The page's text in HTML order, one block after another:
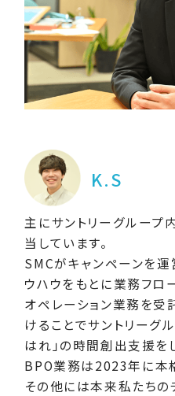
K.S
主にサントリーグループ
当しています。
SMCがキャンペーンを
ウハウをもとに業務フロ
オペレーション業務を受
けることでサントリーグ
はれ」の時間創出支援を
BPO業務は2023年に本
その他には本来私たちの